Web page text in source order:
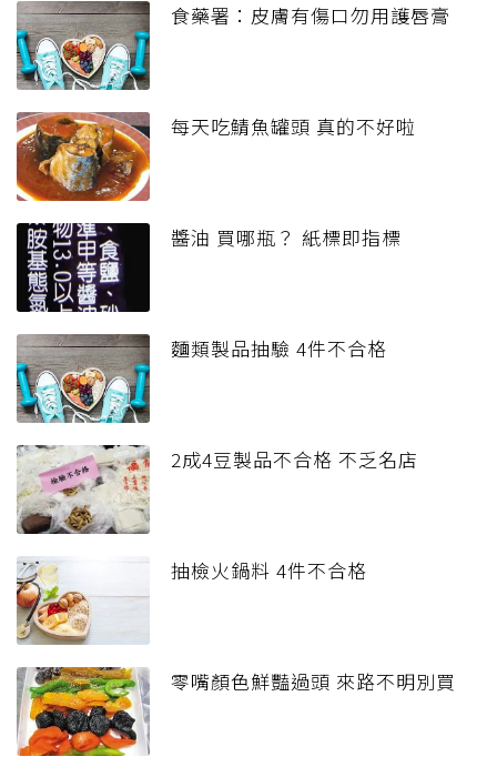
食藥署：皮膚有傷口勿用護唇膏
每天吃鯖魚罐頭 真的不好啦
醬油 買哪瓶？ 紙標即指標
麵類製品抽驗 4件不合格
2成4豆製品不合格 不乏名店
抽檢火鍋料 4件不合格
零嘴顏色鮮豔過頭 來路不明別買